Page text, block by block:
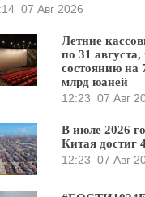
07 Авг 2026
Летние
по 31
состоянию на
млрд юаней
12:23 07 Авг
В июле 2026
Китая достиг
12:23 07 Авг